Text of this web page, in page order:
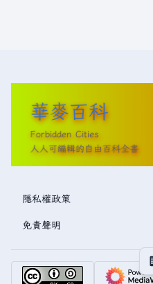
華麥百科
Forbidden Cities
人人可編輯的自由百科全書
隱私權政策
免責聲明